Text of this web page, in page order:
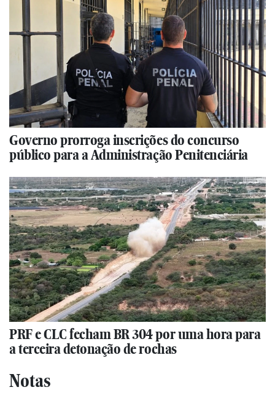
Governo prorroga inscrições do concurso
público para a Administração Penitenciária
PRF e CLC fecham BR 304 por uma hora para
a terceira detonação de rochas
Notas